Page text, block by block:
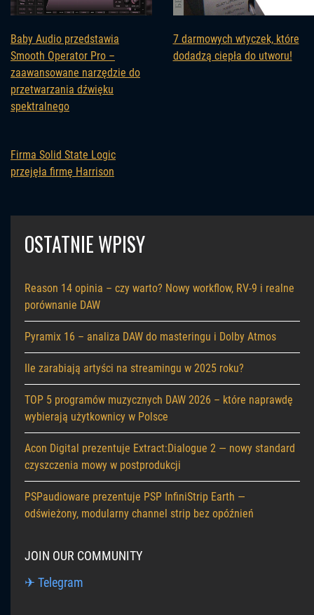
Baby Audio przedstawia
Smooth Operator Pro –
zaawansowane narzędzie do
przetwarzania dźwięku
spektralnego
7 darmowych wtyczek, które
dodadzą ciepła do utworu!
Firma Solid State Logic
przejęła firmę Harrison
OSTATNIE WPISY
Reason 14 opinia – czy warto? Nowy workflow, RV-9 i realne
porównanie DAW
Pyramix 16 – analiza DAW do masteringu i Dolby Atmos
Ile zarabiają artyści na streamingu w 2025 roku?
TOP 5 programów muzycznych DAW 2026 – które naprawdę
wybierają użytkownicy w Polsce
Acon Digital prezentuje Extract:Dialogue 2 — nowy standard
czyszczenia mowy w postprodukcji
PSPaudioware prezentuje PSP InfiniStrip Earth —
odświeżony, modularny channel strip bez opóźnień
JOIN OUR COMMUNITY
✈ Telegram